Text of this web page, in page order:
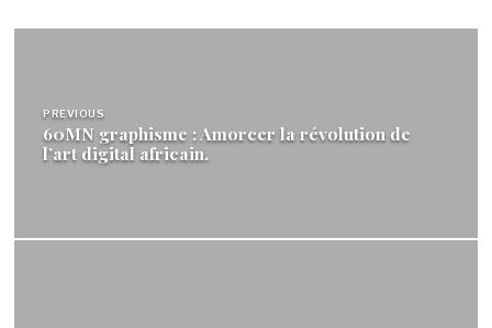
de
l’article
PREVIOUS
60MN graphisme : Amorcer la révolution de
l’art digital africain.